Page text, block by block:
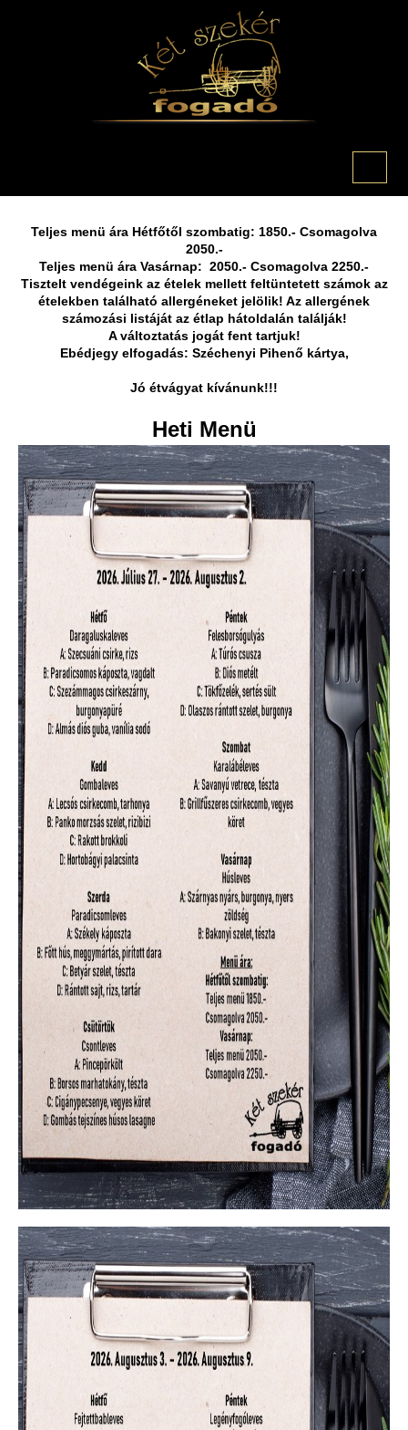
Teljes menü ára Hétfőtől szombatig: 1850.- Csomagolva
2050.-
Teljes menü ára Vasárnap: 2050.- Csomagolva 2250.-
Tisztelt vendégeink az ételek mellett feltüntetett számok az
ételekben található allergéneket jelölik! Az allergének
számozási listáját az étlap hátoldalán találják!
A változtatás jogát fent tartjuk!
Ebédjegy elfogadás: Széchenyi Pihenő kártya,
Jó étvágyat kívánunk!!!
Heti Menü